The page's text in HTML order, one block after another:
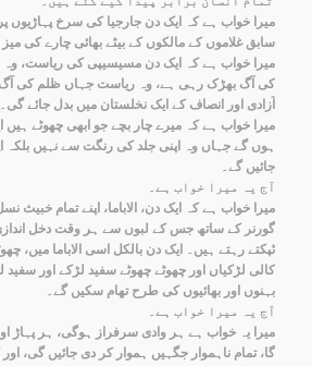
میرا خواب ہے کہ ایک دن جارجیا کی سرخ پہاڑیوں
سابق غلاموں کے مالکوں کے بیٹے بھائی چارے کی
میرا خواب ہے کہ ایک دن مسیسیپی کی ریاست، وہ
کی آگ بھڑک رہی ہے، وہ ریاست جہاں ظلم کی
آزادی اور انصاف کے ایک نخلستان میں بدل جائے گی۔
میرا خواب ہے کہ میرے چار بچے جو ابھی چھوٹے
ہوں گے جہاں وہ اپنی جلد کی رنگت سے نہیں بلکہ
جائیں گے۔
آج یہ میرا خواب ہے۔
میرا خواب ہے کہ ایک دن، الاباما، اپنے تمام خبیث
گورنر کے ساتھ جس کے لبوں سے ہر وقت دخل
ٹپکتے رہتے ہیں۔ ایک دن بالکل اسی الاباما میں،
کالی لڑکیاں اور چھوٹے چھوٹے سفید لڑکے اور سفید
بہنوں اور بھائیوں کی طرح تھام سکیں گے۔
آج یہ میرا خواب ہے۔
میرا یہ خواب ہے ہر وادی سرفراز ہوگی، ہر پہاڑ
گا، تمام ناہموار جگہیں ہموار کر دی جائیں گی،